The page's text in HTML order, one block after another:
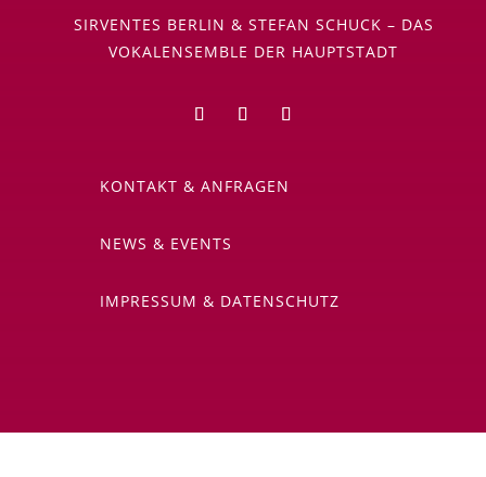
SIRVENTES BERLIN & STEFAN SCHUCK – DAS
VOKALENSEMBLE DER HAUPTSTADT
KONTAKT & ANFRAGEN
NEWS & EVENTS
IMPRESSUM & DATENSCHUTZ